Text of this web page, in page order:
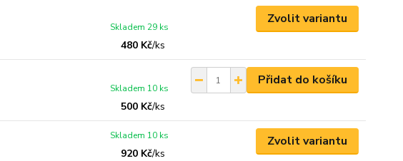
480 Kč/ks
Skladem 29 ks
Zvolit variantu
500 Kč/ks
Skladem 10 ks
Přidat do košíku
920 Kč/ks
Skladem 10 ks Zvolit variantu